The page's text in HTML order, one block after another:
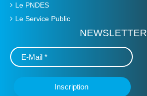
Le PNDES
Le Service Public
NEWSLETTER